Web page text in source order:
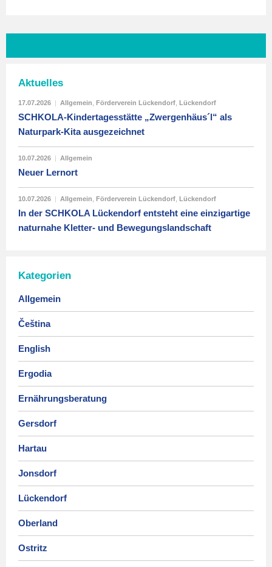
Aktuelles
17.07.2026 | Allgemein Förderverein Lückendorf Lückendorf
SCHKOLA-Kindertagesstätte „Zwergenhäus´l“ als
Naturpark-Kita ausgezeichnet
10.07.2026 | Allgemein
Neuer Lernort
10.07.2026 | Allgemein Förderverein Lückendorf Lückendorf
In der SCHKOLA Lückendorf entsteht eine einzigartige
naturnahe Kletter- und Bewegungslandschaft
Kategorien
Allgemein
Čeština
English
Ergodia
Ernährungsberatung
Gersdorf
Hartau
Jonsdorf
Lückendorf
Oberland
Ostritz